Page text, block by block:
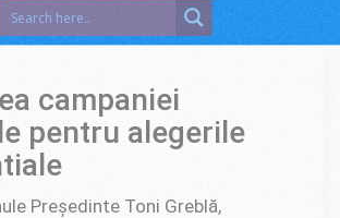
campaniei
pentru alegerile
Președinte Toni Greblă,